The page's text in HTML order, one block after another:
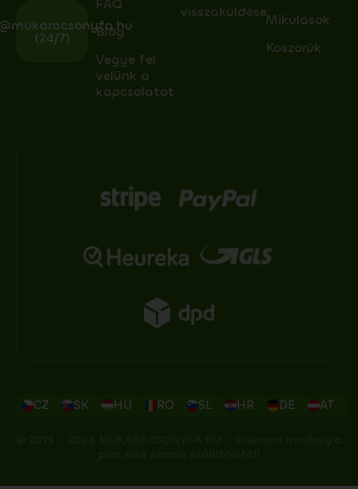
(24/7)
FAQ
Blog
Vegye fel
velünk a
kapcsolatot
visszaküldéseMikulások
Koszorúk
CZ SK HU RO SL HR DE AT